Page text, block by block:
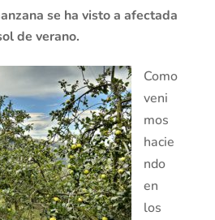
se ha visto a afectada
de verano.
Como
veni
mos
hacie
ndo
en
los